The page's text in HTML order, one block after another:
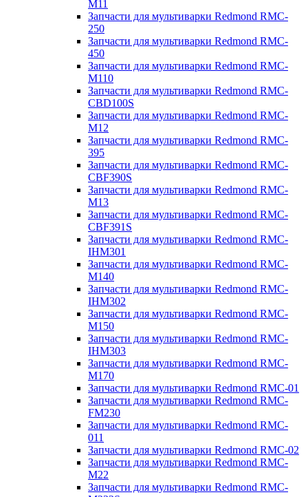
M11
Запчасти для мультиварки Redmond RMC-
250
Запчасти для мультиварки Redmond RMC-
450
Запчасти для мультиварки Redmond RMC-
M110
Запчасти для мультиварки Redmond RMC-
CBD100S
Запчасти для мультиварки Redmond RMC-
M12
Запчасти для мультиварки Redmond RMC-
395
Запчасти для мультиварки Redmond RMC-
CBF390S
Запчасти для мультиварки Redmond RMC-
M13
Запчасти для мультиварки Redmond RMC-
CBF391S
Запчасти для мультиварки Redmond RMC-
IHM301
Запчасти для мультиварки Redmond RMC-
M140
Запчасти для мультиварки Redmond RMC-
IHM302
Запчасти для мультиварки Redmond RMC-
M150
Запчасти для мультиварки Redmond RMC-
IHM303
Запчасти для мультиварки Redmond RMC-
M170
Запчасти для мультиварки Redmond RMC-01
Запчасти для мультиварки Redmond RMC-
FM230
Запчасти для мультиварки Redmond RMC-
011
Запчасти для мультиварки Redmond RMC-02
Запчасти для мультиварки Redmond RMC-
M22
Запчасти для мультиварки Redmond RMC-